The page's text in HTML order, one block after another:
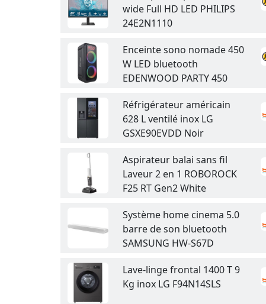
wide Full HD LED PHILIPS
24E2N1110
Enceinte sono nomade 450
W LED bluetooth
EDENWOOD PARTY 450
Réfrigérateur américain
628 L ventilé inox LG
GSXE90EVDD Noir
Aspirateur balai sans fil
Laveur 2 en 1 ROBOROCK
F25 RT Gen2 White
Système home cinema 5.0
barre de son bluetooth
SAMSUNG HW-S67D
Lave-linge frontal 1400 T 9
Kg inox LG F94N14SLS